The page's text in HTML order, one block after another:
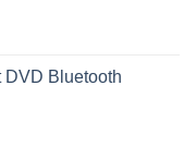
DVD Bluetooth